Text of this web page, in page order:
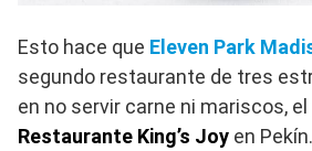
Esto hace que Eleven Park
segundo restaurante de tres
en no servir carne ni mariscos, el
Restaurante King’s Joy en